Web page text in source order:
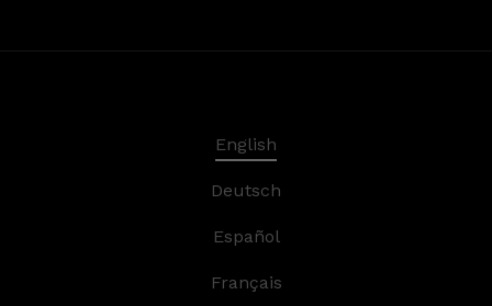
English
Deutsch
Español
Français